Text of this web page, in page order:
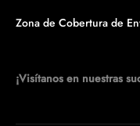
Zona de Cobertura de
¡Visítanos en nuestras